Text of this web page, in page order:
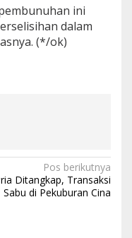
ini
dalam
(*/ok)
Pos berikutnya
Ditangkap, Transaksi
Sabu di Pekuburan Cina